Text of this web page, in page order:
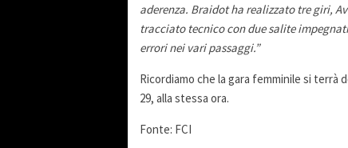
aderenza. Braidot ha realizzato tre giri,
tracciato tecnico con due salite
errori nei vari passaggi.”
Ricordiamo che la gara femminile si terrà
29, alla stessa ora.
Fonte: FCI